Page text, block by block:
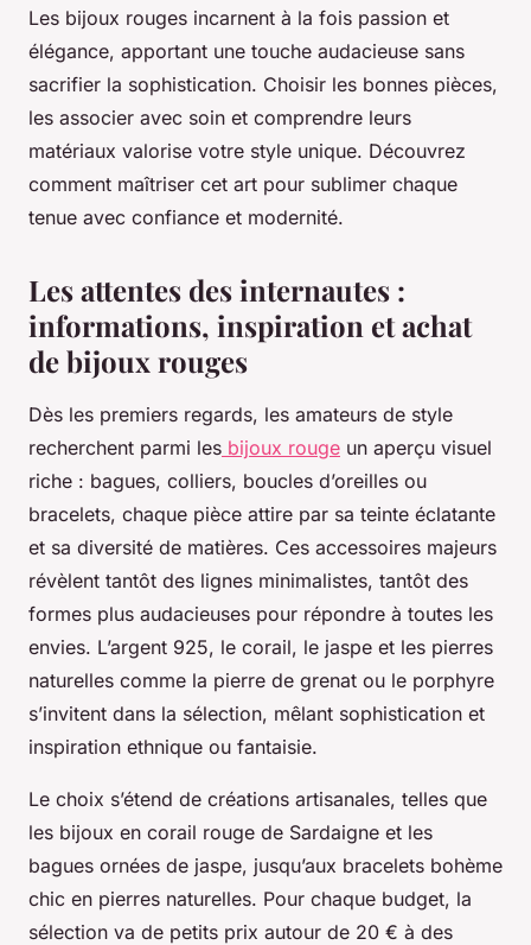
Les bijoux rouges incarnent à la fois passion et
élégance, apportant une touche audacieuse sans
sacrifier la sophistication. Choisir les bonnes pièces,
les associer avec soin et comprendre leurs
matériaux valorise votre style unique. Découvrez
comment maîtriser cet art pour sublimer chaque
tenue avec confiance et modernité.
Les attentes des internautes :
informations, inspiration et achat
de bijoux rouges
Dès les premiers regards, les amateurs de style
recherchent parmi les bijoux rouge un aperçu visuel
riche : bagues, colliers, boucles d’oreilles ou
bracelets, chaque pièce attire par sa teinte éclatante
et sa diversité de matières. Ces accessoires majeurs
révèlent tantôt des lignes minimalistes, tantôt des
formes plus audacieuses pour répondre à toutes les
envies. L’argent 925, le corail, le jaspe et les pierres
naturelles comme la pierre de grenat ou le porphyre
s’invitent dans la sélection, mêlant sophistication et
inspiration ethnique ou fantaisie.
Le choix s’étend de créations artisanales, telles que
les bijoux en corail rouge de Sardaigne et les
bagues ornées de jaspe, jusqu’aux bracelets bohème
chic en pierres naturelles. Pour chaque budget, la
sélection va de petits prix autour de 20 € à des